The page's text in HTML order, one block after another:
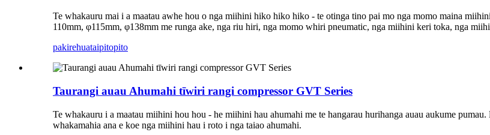
Te whakauru mai i a maatau awhe hou o nga miihini hiko hiko hiko - te otinga tino pai mo nga momo maina
110mm, φ115mm, φ138mm me runga ake, nga riu hiri, nga momo whiri pneumatic, nga miihini keri toka, nga
pakirehuataipitopito
Taurangi auau Ahumahi tīwiri rangi compressor GVT Series
Te whakauru i a maatau miihini hou hou - he miihini hau ahumahi me te hangarau hurihanga auau aukume
whakamahia ana e koe nga miihini hau i roto i nga taiao ahumahi.